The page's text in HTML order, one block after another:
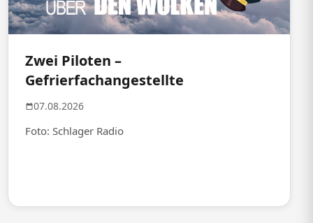
Zwei Piloten –
Gefrierfachangestellte
07.08.2026
Foto: Schlager Radio